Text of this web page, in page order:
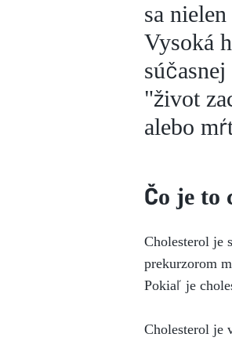
sa
Vysoká
"život
alebo
Čo je to
Cholesterol je
prekurzorom
Pokiaľ je
Cholesterol je